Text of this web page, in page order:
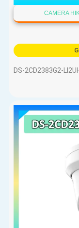
CAMERA
DS-2CD2383G2-